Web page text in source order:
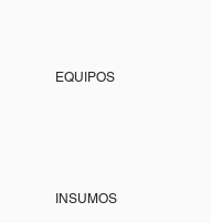
EQUIPOS
INSUMOS